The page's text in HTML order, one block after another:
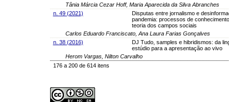
Tânia Márcia Cezar Hoff, Maria Aparecida da Silva Abranches
n. 49 (2021)
Disputas entre jornalismo e
pandemia: processos de
teoria dos campos sociais
Carlos Eduardo Franciscato, Ana Laura Farias Gonçalves
n. 38 (2016)
DJ Tudo, samples e hibridismos: da
estúdio para a apresentação ao vivo
Herom Vargas, Nilton Carvalho
176 a 200 de 614 itens